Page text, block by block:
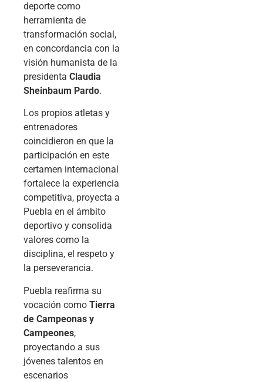
deporte como
herramienta de
transformación social,
en concordancia con la
visión humanista de la
presidenta Claudia
Sheinbaum Pardo.
Los propios atletas y
entrenadores
coincidieron en que la
participación en este
certamen internacional
fortalece la experiencia
competitiva, proyecta a
Puebla en el ámbito
deportivo y consolida
valores como la
disciplina, el respeto y
la perseverancia.
Puebla reafirma su
vocación como Tierra
de Campeonas y
Campeones,
proyectando a sus
jóvenes talentos en
escenarios